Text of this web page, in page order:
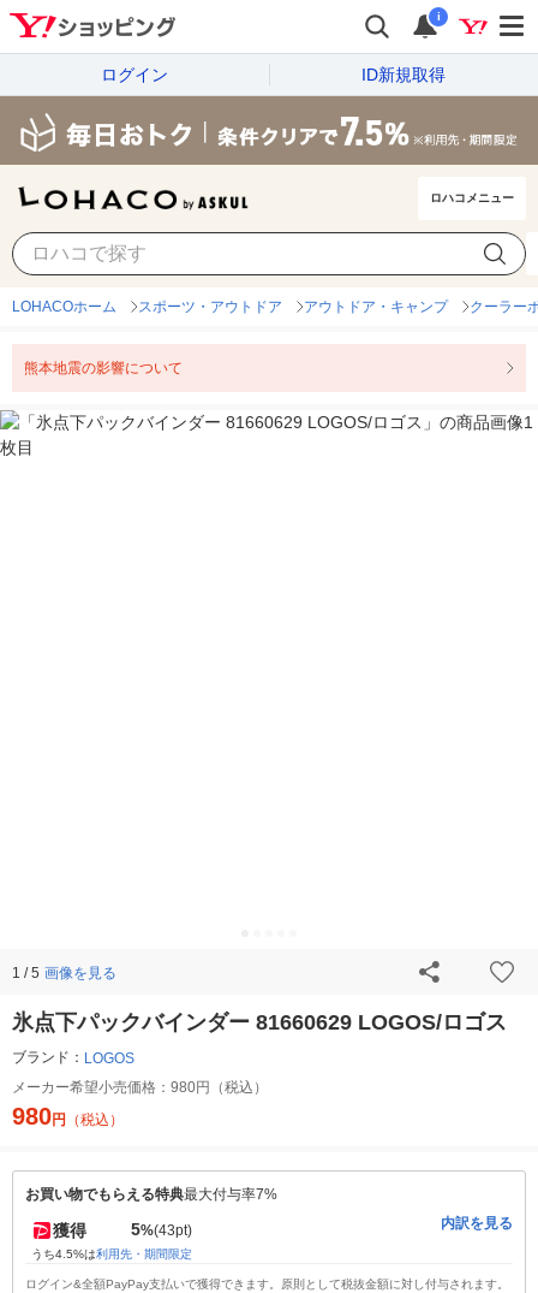
i
ログイン ID新規取得
ロハコメニュー
LOHACOホーム スポーツ・アウトドア アウトドア・キャンプ クーラー
熊本地震の影響について
1 / 5 画像を見る
氷点下パックバインダー 81660629 LOGOS/ロゴス
ブランド： LOGOS
メーカー希望小売価格： 980円（税込）
980円 （税込）
お買い物でもらえる特典最大付与率7%
獲得 5%(43pt)
うち4.5%は利用先・期間限定
内訳を見る
ログイン&全額PayPay支払いで獲得できます。原則として税抜金額に対し付与されます。